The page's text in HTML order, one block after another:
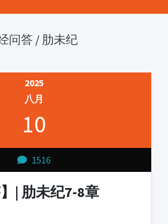
问答 / 肋未纪
2025
八月
10
1516
】| 肋未纪7-8章